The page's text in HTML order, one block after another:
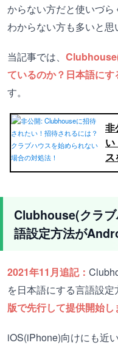
からない方だと使いづ
わからない方も多いと思
当記事では、
ているのか？日本語にす
す。
非
い
ス
Clubhouse(クラ
語設定方法が
2021年11月追記：
を日本語にする言語設定
版で先行して提供開始し
iOS(iPhone)向けにも近